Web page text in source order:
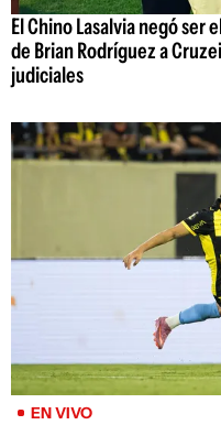
El Chino Lasalvia negó ser
de Brian Rodríguez a
judiciales
EN VIVO